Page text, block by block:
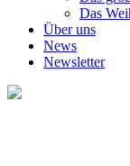
Das
Über uns
News
Newsletter